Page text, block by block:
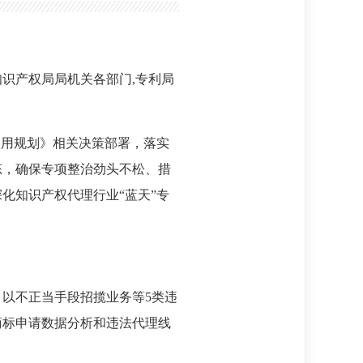
产权局局机关各部门,专利局
规划》相关决策部署，落实
确保专项整治劲头不松、措
知识产权代理行业“蓝天”专
不正当手段招揽业务等5类违
申请数据分析和违法代理线